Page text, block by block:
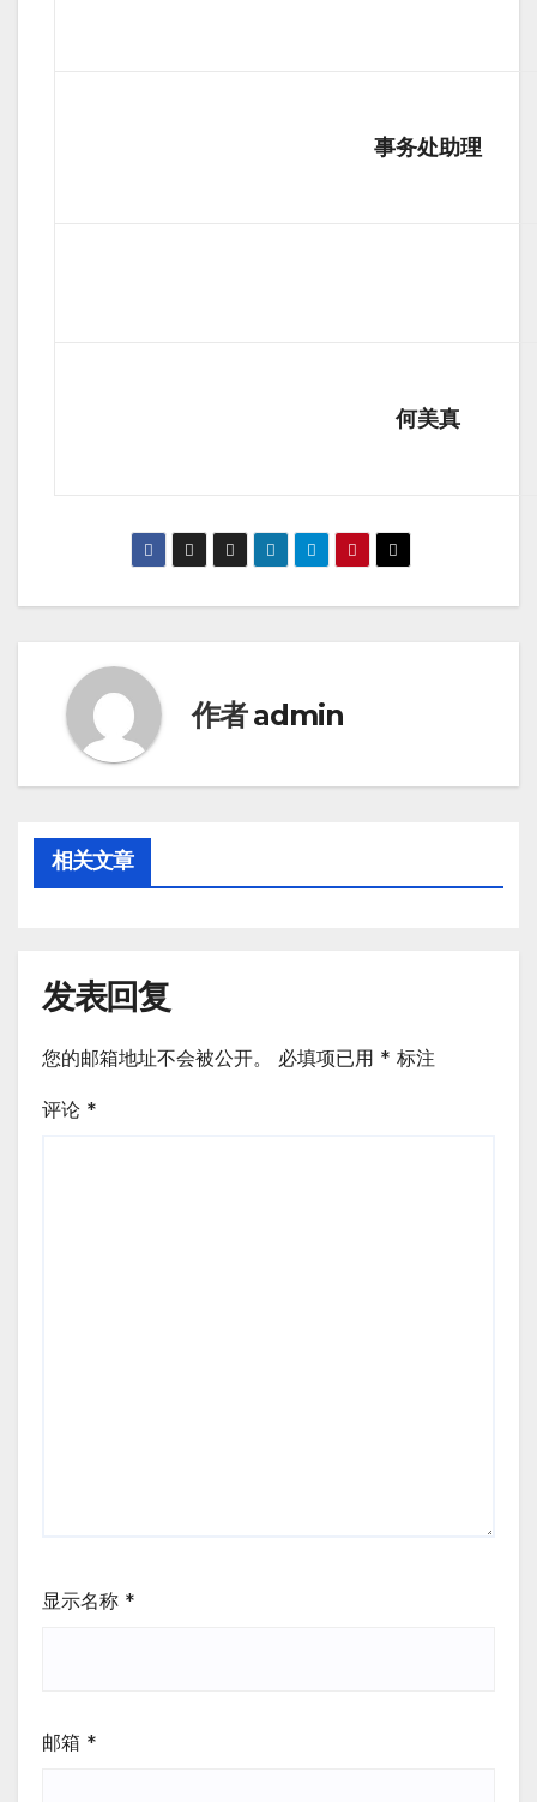
事务处助理
何美真
作者admin
相关文章
发表回复
您的邮箱地址不会被公开。 必填项已用 * 标注
评论 *
显示名称 *
邮箱 *